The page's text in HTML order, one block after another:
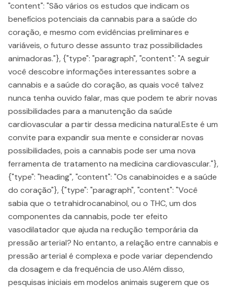
"content": "São vários os estudos que indicam os
benefícios potenciais da cannabis para a saúde do
coração, e mesmo com evidências preliminares e
variáveis, o futuro desse assunto traz possibilidades
animadoras."}, {"type": "paragraph", "content": "A seguir
você descobre informações interessantes sobre a
cannabis e a saúde do coração, as quais você talvez
nunca tenha ouvido falar, mas que podem te abrir novas
possibilidades para a manutenção da saúde
cardiovascular a partir dessa medicina natural.Este é um
convite para expandir sua mente e considerar novas
possibilidades, pois a cannabis pode ser uma nova
ferramenta de tratamento na medicina cardiovascular."},
{"type": "heading", "content": "Os canabinoides e a saúde
do coração"}, {"type": "paragraph", "content": "Você
sabia que o tetrahidrocanabinol, ou o THC, um dos
componentes da cannabis, pode ter efeito
vasodilatador que ajuda na redução temporária da
pressão arterial? No entanto, a relação entre cannabis e
pressão arterial é complexa e pode variar dependendo
da dosagem e da frequência de uso.Além disso,
pesquisas iniciais em modelos animais sugerem que os